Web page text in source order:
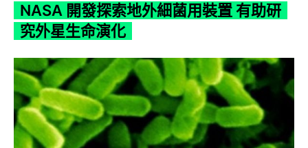
NASA 開發探索地外細菌用裝置 有助研
究外星生命演化